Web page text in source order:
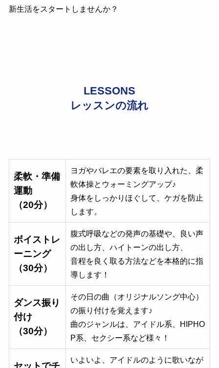
新生活をスタートしませんか？
LESSONS
レッスンの流れ
柔軟・準備
運動
（20分）
ヨガやバレエの要素を取り入れた、柔
軟体操とウォーミングアップ♪
身体をしっかりほぐして、ケガを防止
します。
ボイストレ
ーニング
（30分）
腹式呼吸などの発声の基礎や、良い声
の出し方、ハイトーンの出し方、
音程を良く取る方法などを本格的に指
導します！
ダンス振り
付け
（30分）
その日の曲（オリジナルソング中心）
の振り付けを覚えます♪
曲のジャンルは、アイドル系、HIPHO
P系、セクシー系など様々！
セットでチ
いよいよ、アイドルのように歌いなが